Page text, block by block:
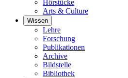
Hörstücke
Arts & Culture
Wissen
Lehre
Forschung
Publikationen
Archive
Bildstelle
Bibliothek